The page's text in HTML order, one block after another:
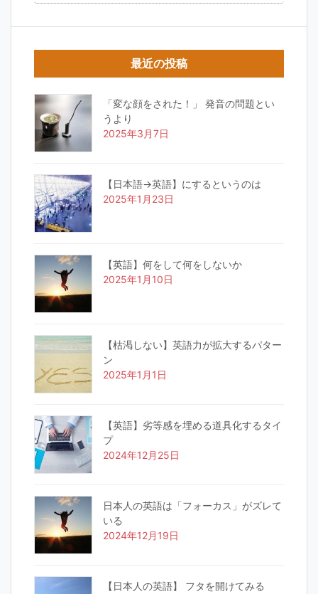
最近の投稿
「変な顔をされた！」 発音の問題とい
うより
2025年3月7日
【日本語→英語】にするというのは
2025年1月23日
【英語】何をして何をしないか
2025年1月10日
【枯渇しない】英語力が拡大するパター
ン
2025年1月1日
【英語】劣等感を埋める道具化するタイ
プ
2024年12月25日
日本人の英語は「フォーカス」がズレて
いる
2024年12月19日
【日本人の英語】 フタを開けてみる